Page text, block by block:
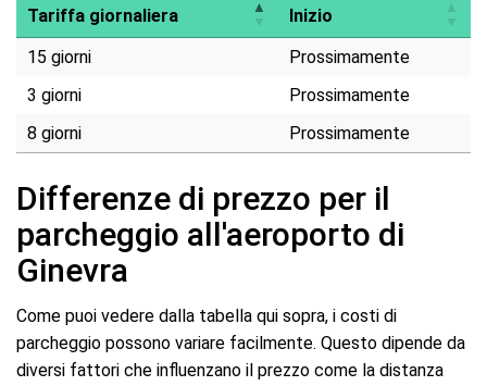
Tariffa giornaliera
Inizio
15 giorni
Prossimamente
3 giorni
Prossimamente
8 giorni
Prossimamente
Differenze di prezzo per il
parcheggio all'aeroporto di
Ginevra
Come puoi vedere dalla tabella qui sopra, i costi di
parcheggio possono variare facilmente. Questo dipende da
diversi fattori che influenzano il prezzo come la distanza